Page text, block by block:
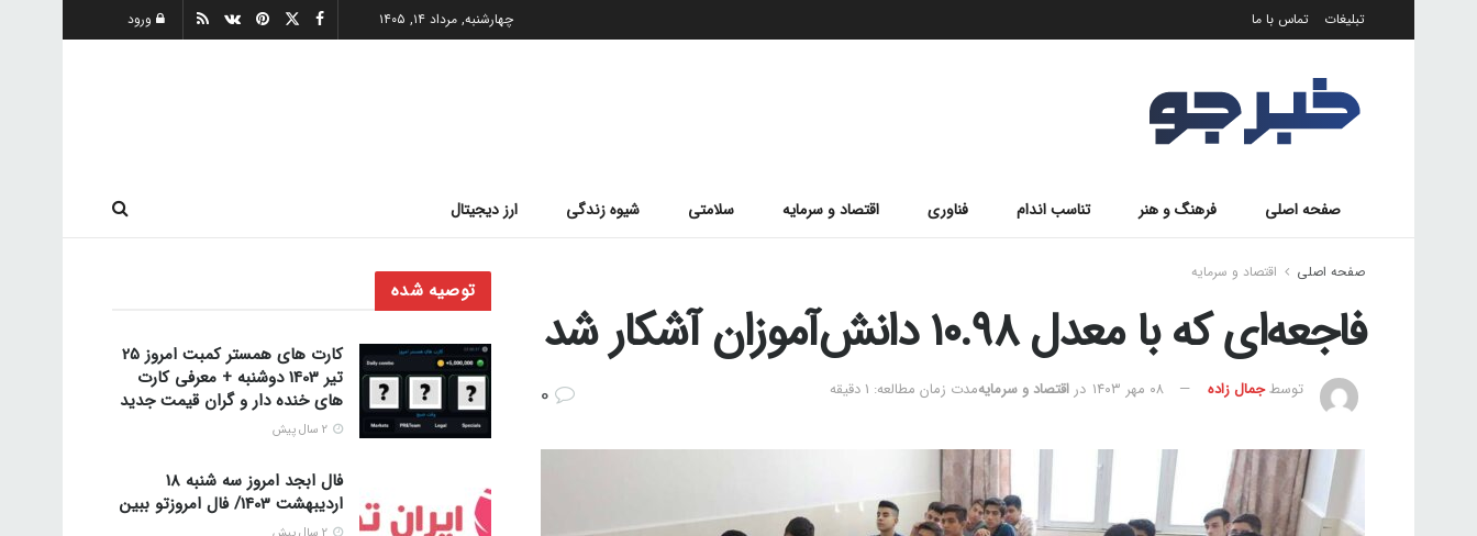
تبلیغات تماس با ما چهارشنبه, مرداد ۱۴, ۱۴۰۵ ورود
صفحه اصلی فرهنگ و هنر تناسب اندام فناوری اقتصاد و سرمایه سلامتی شیوه زندگی ارز دیجیتال
صفحه اصلی اقتصاد و سرمایه
فاجعه‌ای که با معدل ۱۰.۹۸ دانش‌آموزان آشکار شد
توسطجمال زاده ۰۸ مهر ۱۴۰۳ در اقتصاد و سرمایهمدت زمان مطالعه: 1 دقیقه
توصیه شده
کارت های همستر کمبت امروز 25
تیر 1403 دوشنبه + معرفی کارت
های خنده دار و گران قیمت جدید
فال ابجد امروز سه شنبه 18
اردیبهشت 1403/ فال امروزتو ببین